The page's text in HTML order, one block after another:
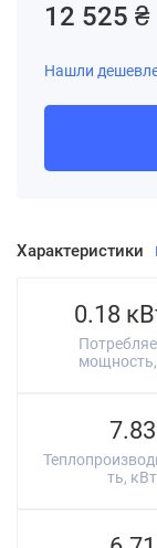
Характеристики
0.18
7.83
ть, кВт
12 525 ₴
Нашли